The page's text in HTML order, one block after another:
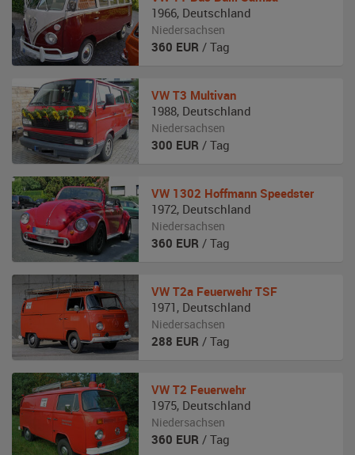
1966, Deutschland
Niedersachsen
360 EUR / Tag
VW T3 Multivan
1988, Deutschland
Niedersachsen
300 EUR / Tag
VW 1302 Hoffmann Speedster
1972, Deutschland
Niedersachsen
360 EUR / Tag
VW T2a Feuerwehr TSF
1971 , Deutschland
Niedersachsen
288 EUR / Tag
VW T2 Feuerwehr
1975, Deutschland
Niedersachsen
360 EUR / Tag